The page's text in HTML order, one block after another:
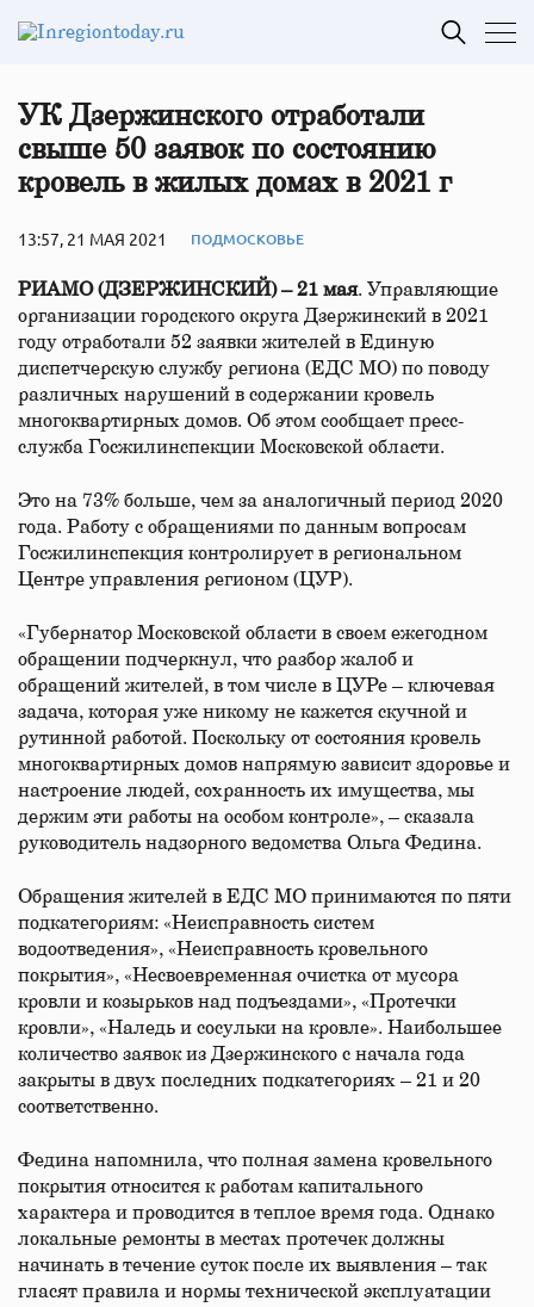
УК Дзержинского отработали
свыше 50 заявок по состоянию
кровель в жилых домах в 2021 г
13:57, 21 МАЯ 2021 ПОДМОСКОВЬЕ
РИАМО (ДЗЕРЖИНСКИЙ) – 21 мая. Управляющие
организации городского округа Дзержинский в 2021
году отработали 52 заявки жителей в Единую
диспетчерскую службу региона (ЕДС МО) по поводу
различных нарушений в содержании кровель
многоквартирных домов. Об этом сообщает пресс-
служба Госжилинспекции Московской области.
Это на 73% больше, чем за аналогичный период 2020
года. Работу с обращениями по данным вопросам
Госжилинспекция контролирует в региональном
Центре управления регионом (ЦУР).
«Губернатор Московской области в своем ежегодном
обращении подчеркнул, что разбор жалоб и
обращений жителей, в том числе в ЦУРе – ключевая
задача, которая уже никому не кажется скучной и
рутинной работой. Поскольку от состояния кровель
многоквартирных домов напрямую зависит здоровье и
настроение людей, сохранность их имущества, мы
держим эти работы на особом контроле», – сказала
руководитель надзорного ведомства Ольга Федина.
Обращения жителей в ЕДС МО принимаются по пяти
подкатегориям: «Неисправность систем
водоотведения», «Неисправность кровельного
покрытия», «Несвоевременная очистка от мусора
кровли и козырьков над подъездами», «Протечки
кровли», «Наледь и сосульки на кровле». Наибольшее
количество заявок из Дзержинского с начала года
закрыты в двух последних подкатегориях – 21 и 20
соответственно.
Федина напомнила, что полная замена кровельного
покрытия относится к работам капитального
характера и проводится в теплое время года. Однако
локальные ремонты в местах протечек должны
начинать в течение суток после их выявления – так
гласят правила и нормы технической эксплуатации